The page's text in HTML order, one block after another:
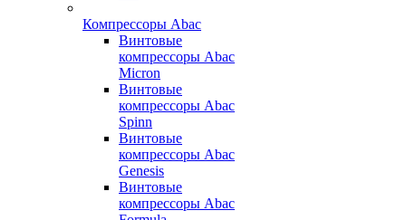
Компрессоры Abac
Винтовые
компрессоры Abac
Micron
Винтовые
компрессоры Abac
Spinn
Винтовые
компрессоры Abac
Genesis
Винтовые
компрессоры Abac